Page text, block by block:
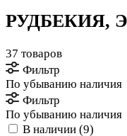
РУДБЕКИЯ,
37 товаров
Фильтр
По убыванию наличия
Фильтр
По убыванию наличия
В наличии (9)